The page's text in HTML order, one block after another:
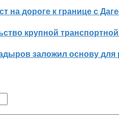
на дороге к границе с
крупной транспортной
заложил основу для